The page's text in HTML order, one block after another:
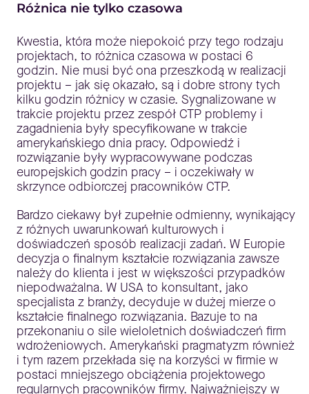
Różnica nie tylko czasowa
Kwestia, która może niepokoić przy tego rodzaju
projektach, to różnica czasowa w postaci 6
godzin. Nie musi być ona przeszkodą w realizacji
projektu – jak się okazało, są i dobre strony tych
kilku godzin różnicy w czasie. Sygnalizowane w
trakcie projektu przez zespół CTP problemy i
zagadnienia były specyfikowane w trakcie
amerykańskiego dnia pracy. Odpowiedź i
rozwiązanie były wypracowywane podczas
europejskich godzin pracy – i oczekiwały w
skrzynce odbiorczej pracowników CTP.
Bardzo ciekawy był zupełnie odmienny, wynikający
z różnych uwarunkowań kulturowych i
doświadczeń sposób realizacji zadań. W Europie
decyzja o finalnym kształcie rozwiązania zawsze
należy do klienta i jest w większości przypadków
niepodważalna. W USA to konsultant, jako
specjalista z branży, decyduje w dużej mierze o
kształcie finalnego rozwiązania. Bazuje to na
przekonaniu o sile wieloletnich doświadczeń firm
wdrożeniowych. Amerykański pragmatyzm również
i tym razem przekłada się na korzyści w firmie w
postaci mniejszego obciążenia projektowego
regularnych pracowników firmy. Najważniejszy w